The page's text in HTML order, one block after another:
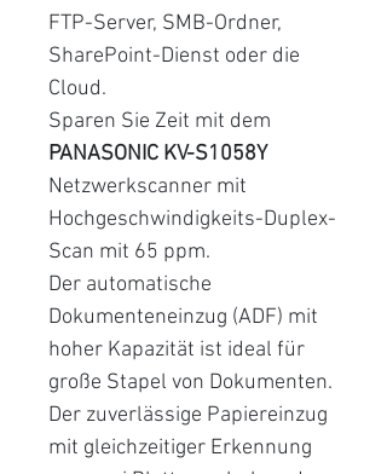
FTP-Server, SMB-Ordner,
SharePoint-Dienst oder die
Cloud.
Sparen Sie Zeit mit dem
PANASONIC KV-S1058Y
Netzwerkscanner mit
Hochgeschwindigkeits-Duplex-
Scan mit 65 ppm.
Der automatische
Dokumenteneinzug (ADF) mit
hoher Kapazität ist ideal für
große Stapel von Dokumenten.
Der zuverlässige Papiereinzug
mit gleichzeitiger Erkennung